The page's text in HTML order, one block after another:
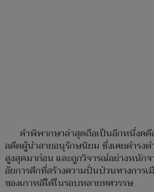
คำพิพากษาล่าสุดถือเป็นอีกหนึ่งค
อดีตผู้นำสายอนุรักษนิยม ซึ่งเคยดำรง
สูงสุดมาก่อน และถูกวิจารณ์อย่างหนักจ
อัยการศึกที่สร้างความปั่นป่วนทางการ
ของเกาหลีใต้ในรอบหลายทศวรรษ